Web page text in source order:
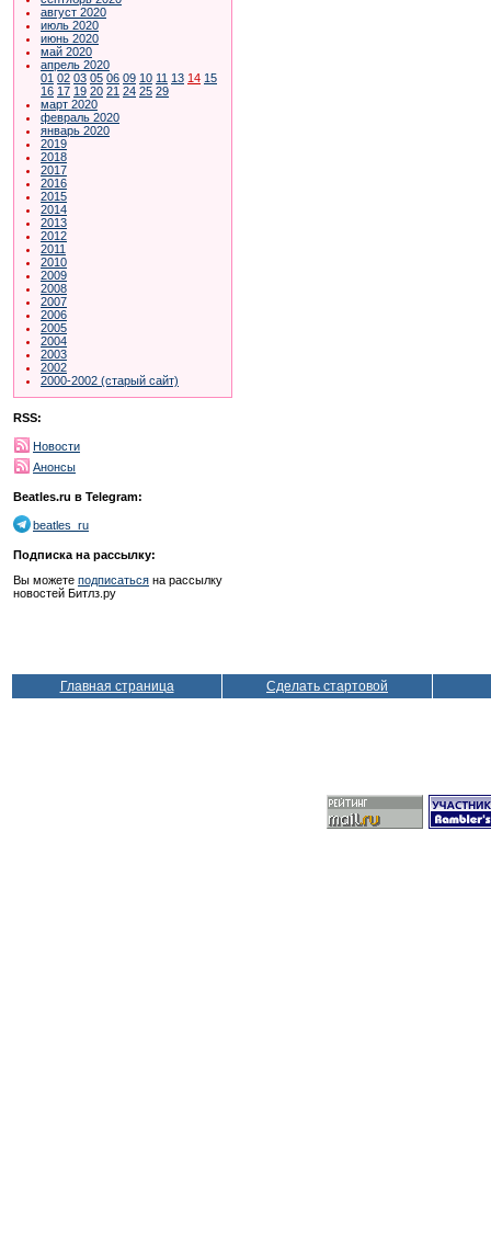
август 2020
июль 2020
июнь 2020
май 2020
апрель 2020
01 02 03 05 06 09 10 11 13 14 15
16 17 19 20 21 24 25 29
март 2020
февраль 2020
январь 2020
2019
2018
2017
2016
2015
2014
2013
2012
2011
2010
2009
2008
2007
2006
2005
2004
2003
2002
2000-2002 (старый сайт)
RSS:
Новости
Анонсы
Beatles.ru в Telegram:
beatles_ru
Подписка на рассылку:
Вы можете подписаться на рассылку
новостей Битлз.ру
Главная страница Сделать стартовой